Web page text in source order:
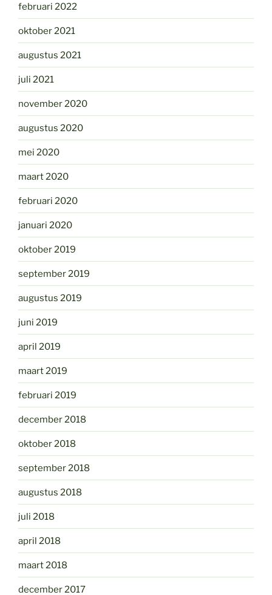
februari 2022
oktober 2021
augustus 2021
juli 2021
november 2020
augustus 2020
mei 2020
maart 2020
februari 2020
januari 2020
oktober 2019
september 2019
augustus 2019
juni 2019
april 2019
maart 2019
februari 2019
december 2018
oktober 2018
september 2018
augustus 2018
juli 2018
april 2018
maart 2018
december 2017